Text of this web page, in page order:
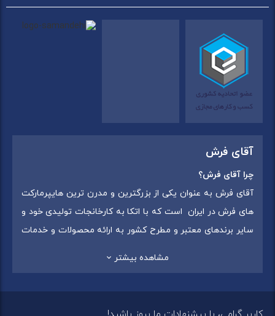
آقای فرش
چرا آقای فرش؟
آقای فرش به عنوان یکی از بزرگترین و مدرن ترین هایپرمارکت
های فرش در ایران است که با اتکا به کارخانجات تولیدی خود و
سایر برندهای معتبر و مطرح کشور به ارائه محصولات و خدمات
مشاهده بیشتر